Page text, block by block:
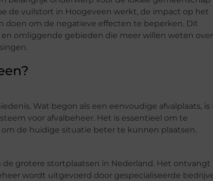
de vuilstort in Hoogeveen werkt, de impact op het
doen om de negatieve effecten te beperken. Dit
omliggende gebieden die meer willen weten over
Wat begon als een eenvoudige afvalplaats, is
voor afvalbeheer. Het is essentieel om te
de huidige situatie beter te kunnen plaatsen.
grotere stortplaatsen in Nederland. Het ontvangt
wordt uitgevoerd door gespecialiseerde